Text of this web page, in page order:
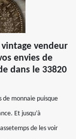
vendeur
envies de
dans le 33820
de monnaie puisque
Et jusqu’à
de les voir